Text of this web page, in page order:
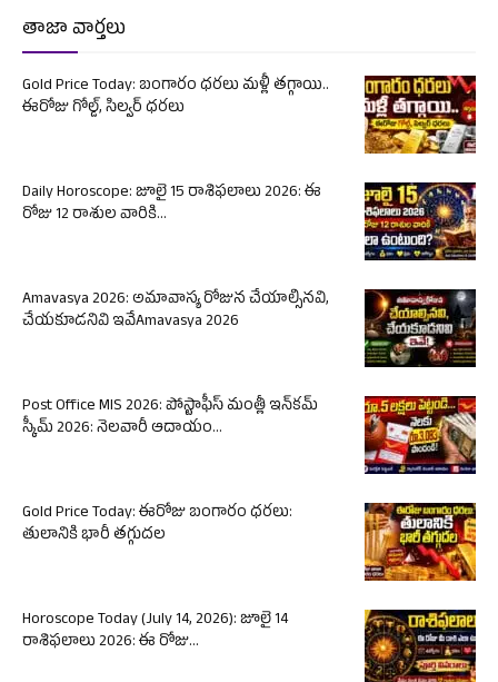
తాజా వార్తలు
Gold Price Today: బంగారం ధరలు మళ్లీ తగ్గాయి..
ఈరోజు గోల్డ్, సిల్వర్ ధరలు
Daily Horoscope: జూలై 15 రాశిఫలాలు 2026: ఈ
రోజు 12 రాశుల వారికి...
Amavasya 2026: అమావాస్య రోజున చేయాల్సినవి,
చేయకూడనివి ఇవేAmavasya 2026
Post Office MIS 2026: పోస్టాఫీస్ మంత్లీ ఇన్‌కమ్
స్కీమ్ 2026: నెలవారీ ఆదాయం...
Gold Price Today: ఈరోజు బంగారం ధరలు:
తులానికి భారీ తగ్గుదల
Horoscope Today (July 14, 2026): జూలై 14
రాశిఫలాలు 2026: ఈ రోజు...